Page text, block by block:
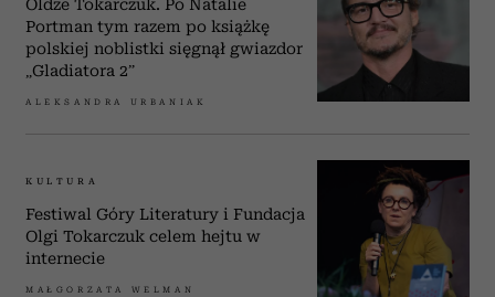
Oldze Tokarczuk. Po Natalie
Portman tym razem po książkę
polskiej noblistki sięgnął gwiazdor
„Gladiatora 2”
ALEKSANDRA URBANIAK
KULTURA
Festiwal Góry Literatury i Fundacja
Olgi Tokarczuk celem hejtu w
internecie
MAŁGORZATA WELMAN